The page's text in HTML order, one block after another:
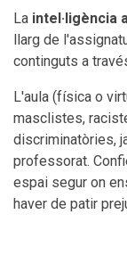
La intel·ligència
llarg de
continguts a
L'aula (física o
masclistes,
discriminatòries,
professorat.
espai segur on
haver de patir